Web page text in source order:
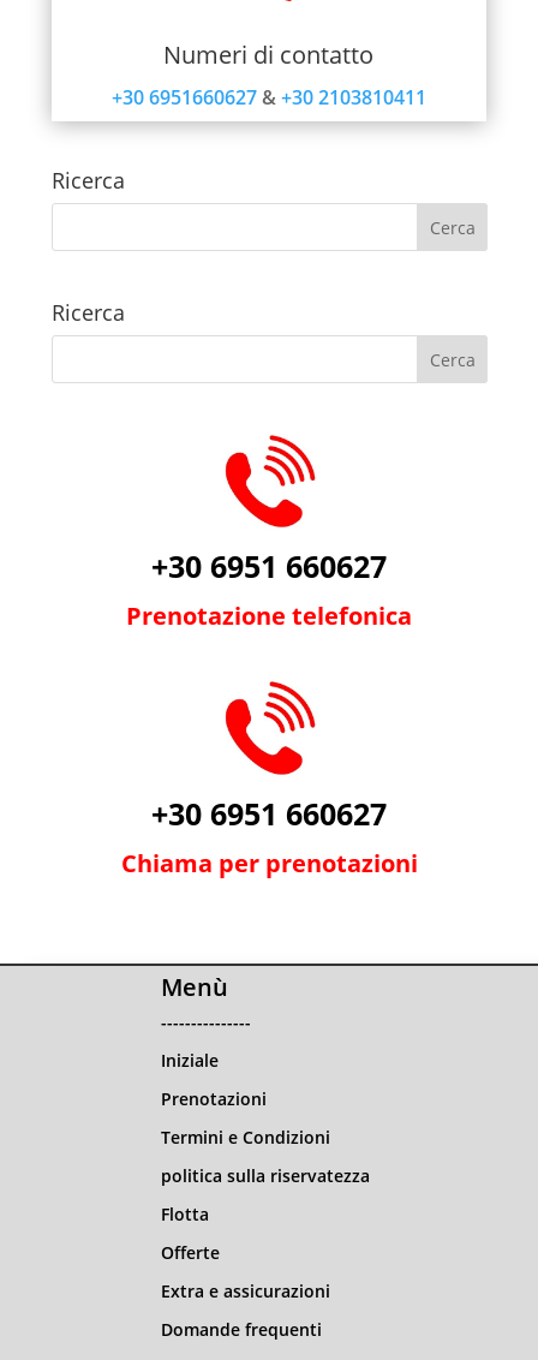
Ricerca
Ricerca
+30 6951 660627
Prenotazione telefonica
+30 6951 660627
Chiama per prenotazioni
Numeri di contatto
+30 6951660627&+30 2103810411
Menù
---------------
Iniziale
Prenotazioni
Termini e Condizioni
politica sulla riservatezza
Flotta
Offerte
Extra e assicurazioni
Domande frequenti